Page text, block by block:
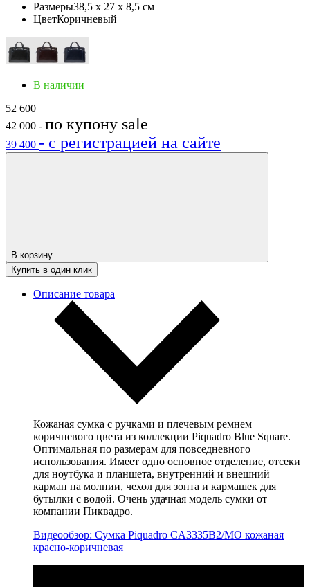
Размеры38,5 x 27 x 8,5 см
ЦветКоричневый
В наличии
52 600
42 000 - по купону sale
39 400 - с регистрацией на сайте
В корзину
Купить в один клик
Описание товара
Кожаная сумка с ручками и плечевым ремнем
коричневого цвета из коллекции Piquadro Blue Square.
Оптимальная по размерам для повседневного
использования. Имеет одно основное отделение, отсеки
для ноутбука и планшета, внутренний и внешний
карман на молнии, чехол для зонта и кармашек для
бутылки с водой. Очень удачная модель сумки от
компании Пиквадро.
Видеообзор: Сумка Piquadro CA3335B2/MO кожаная
красно-коричневая